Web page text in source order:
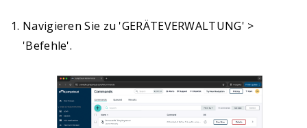
Navigieren Sie zu 'GERÄTEVERWALTUNG' >
'Befehle'.